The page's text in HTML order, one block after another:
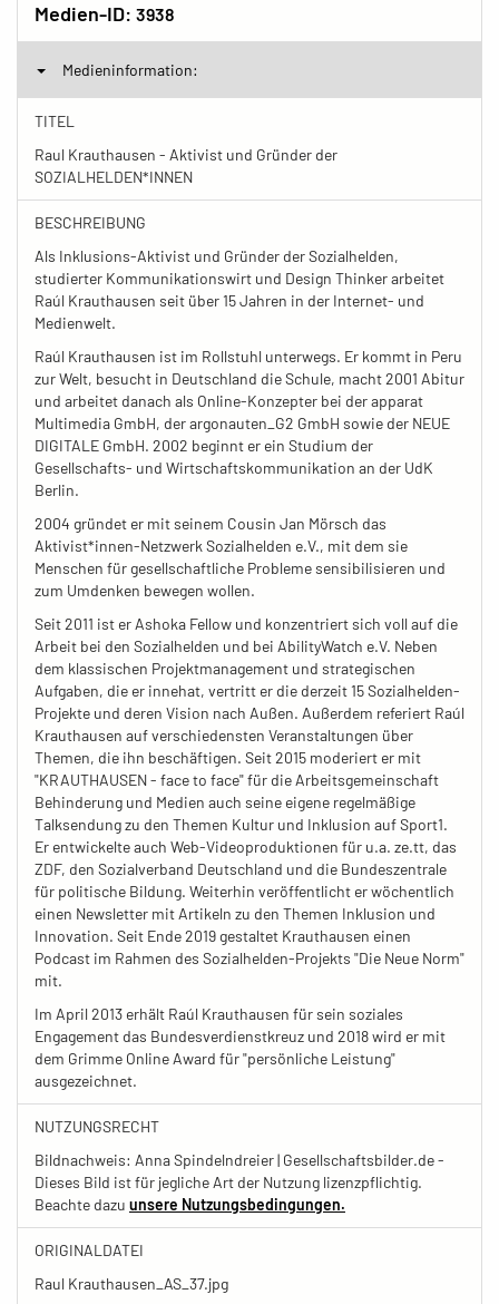
Medien-ID: 3938
Medieninformation:
TITEL
Raul Krauthausen - Aktivist und Gründer der
SOZIALHELDEN*INNEN
BESCHREIBUNG
Als Inklusions-Aktivist und Gründer der Sozialhelden,
studierter Kommunikationswirt und Design Thinker arbeitet
Raúl Krauthausen seit über 15 Jahren in der Internet- und
Medienwelt.
Raúl Krauthausen ist im Rollstuhl unterwegs. Er kommt in Peru
zur Welt, besucht in Deutschland die Schule, macht 2001 Abitur
und arbeitet danach als Online-Konzepter bei der apparat
Multimedia GmbH, der argonauten_G2 GmbH sowie der NEUE
DIGITALE GmbH. 2002 beginnt er ein Studium der
Gesellschafts- und Wirtschaftskommunikation an der UdK
Berlin.
2004 gründet er mit seinem Cousin Jan Mörsch das
Aktivist*innen-Netzwerk Sozialhelden e.V., mit dem sie
Menschen für gesellschaftliche Probleme sensibilisieren und
zum Umdenken bewegen wollen.
Seit 2011 ist er Ashoka Fellow und konzentriert sich voll auf die
Arbeit bei den Sozialhelden und bei AbilityWatch e.V. Neben
dem klassischen Projektmanagement und strategischen
Aufgaben, die er innehat, vertritt er die derzeit 15 Sozialhelden-
Projekte und deren Vision nach Außen. Außerdem referiert Raúl
Krauthausen auf verschiedensten Veranstaltungen über
Themen, die ihn beschäftigen. Seit 2015 moderiert er mit
"KRAUTHAUSEN - face to face" für die Arbeitsgemeinschaft
Behinderung und Medien auch seine eigene regelmäßige
Talksendung zu den Themen Kultur und Inklusion auf Sport1.
Er entwickelte auch Web-Videoproduktionen für u.a. ze.tt, das
ZDF, den Sozialverband Deutschland und die Bundeszentrale
für politische Bildung. Weiterhin veröffentlicht er wöchentlich
einen Newsletter mit Artikeln zu den Themen Inklusion und
Innovation. Seit Ende 2019 gestaltet Krauthausen einen
Podcast im Rahmen des Sozialhelden-Projekts "Die Neue Norm"
mit.
Im April 2013 erhält Raúl Krauthausen für sein soziales
Engagement das Bundesverdienstkreuz und 2018 wird er mit
dem Grimme Online Award für "persönliche Leistung"
ausgezeichnet.
NUTZUNGSRECHT
Bildnachweis: Anna Spindelndreier | Gesellschaftsbilder.de -
Dieses Bild ist für jegliche Art der Nutzung lizenzpflichtig.
Beachte dazu unsere Nutzungsbedingungen.
ORIGINALDATEI
Raul Krauthausen_AS_37.jpg